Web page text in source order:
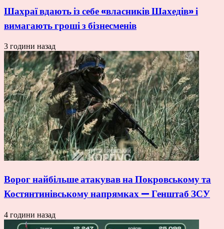
Шахраї вдають із себе «власників Шахедів» і
вимагають гроші з бізнесменів
3 години назад
Ворог найбільше атакував на Покровському та
Костянтинівському напрямках — Генштаб ЗСУ
4 години назад